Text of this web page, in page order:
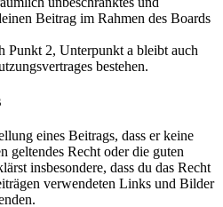
Beitrag im Rahmen des Boards
Punkt 2, Unterpunkt a bleibt auch
bestehen.
eines Beitrags, dass er keine
geltendes Recht oder die guten
insbesondere, dass du das Recht
verwendeten Links und Bilder